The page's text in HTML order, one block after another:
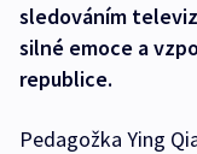
sledováním
silné emoce a
republice.
Pedagožka Ying